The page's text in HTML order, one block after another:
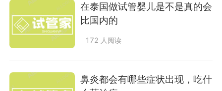
在泰国做试管婴儿是不是真的会
比国内的
172 人阅读
鼻炎都会有哪些症状出现，吃什